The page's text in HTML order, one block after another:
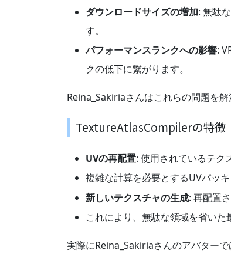
ダウンロードサイズの増加: 無駄
す。
パフォーマンスランクへの影響:
クの低下に繋がります。
Reina_Sakiriaさんはこれらの問題を
TextureAtlasCompilerの特徴
UVの再配置: 使用されているテク
複雑な計算を必要とするUVパッ
新しいテクスチャの生成: 再配置
これにより、無駄な領域を省いた
実際にReina_Sakiriaさんのアバター